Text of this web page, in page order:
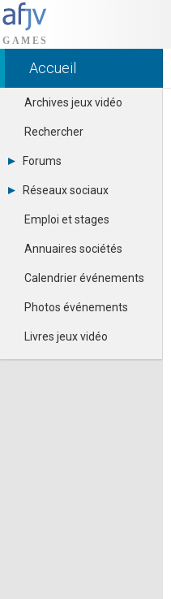
Accueil
Archives jeux vidéo
Rechercher
Forums
Tous les forums
Se connecter
Contacter un modérateur
Réseaux sociaux
Dailymotion
Facebook
Google+
Pinterest
Youtube
Emploi et stages
Annuaires sociétés
Calendrier événements
Photos événements
Livres jeux vidéo